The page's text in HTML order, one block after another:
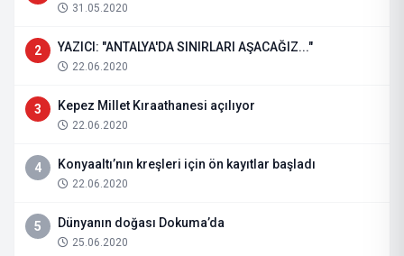
31.05.2020
2 YAZICI: "ANTALYA'DA SINIRLARI AŞACAĞIZ..."
22.06.2020
3 Kepez Millet Kıraathanesi açılıyor
22.06.2020
4 Konyaaltı’nın kreşleri için ön kayıtlar başladı
22.06.2020
5 Dünyanın doğası Dokuma’da
25.06.2020